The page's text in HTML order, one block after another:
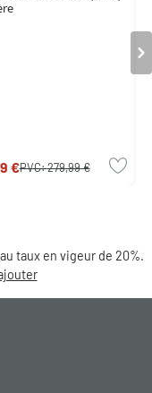
€PVC:279,99 €
taux en vigeur de 20%.